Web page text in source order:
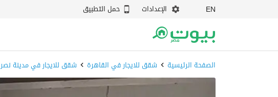
EN الإعدادات حمل التطبيق
الصفحة الرئيسية شقق للايجار في القاهرة شقق للايجار في مدينة نصر